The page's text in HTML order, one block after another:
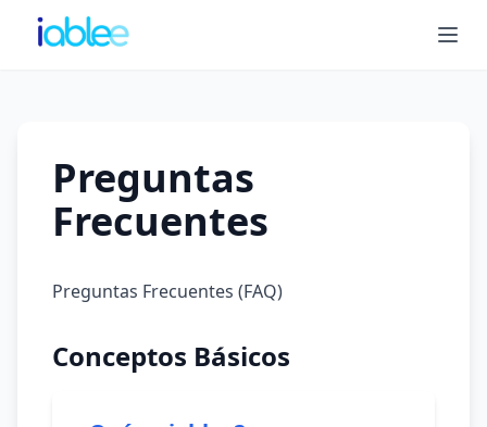
Preguntas
Frecuentes
Preguntas Frecuentes (FAQ)
Conceptos Básicos